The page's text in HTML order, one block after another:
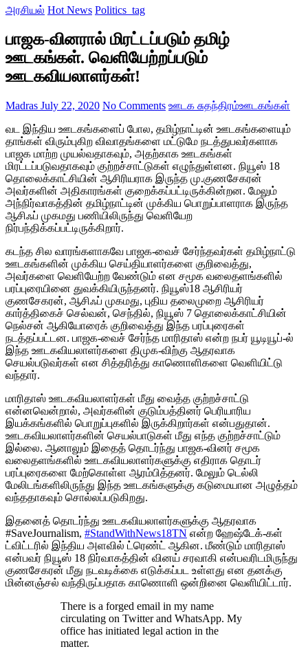
அரசியல் Hot News Politics_tag
பாஜக-வினரால் மிரட்டப்படும் தமிழ்
ஊடகங்கள். வெளியேற்றப்படும்
ஊடகவியலாளர்கள்!
Madras July 22, 2020 No Comments ஊடக சுதந்திரம்ஊடகங்கள்
வட இந்திய ஊடகங்களைப் போல, தமிழ்நாட்டின் ஊடகங்களையும்
தாங்கள் விரும்புகிற விவாதங்களை மட்டுமே நடத்துபவர்களாக
பாஜக மாற்ற முயல்வதாகவும், அதற்காக ஊடகங்கள்
மிரட்டப்படுவதாகவும் குற்றச்சாட்டுகள் எழுந்துள்ளன. நியூஸ் 18
தொலைக்காட்சியின் ஆசிரியராக இருந்த மு.குணசேகரன்
அவர்களின் அதிகாரங்கள் குறைக்கப்பட்டிருக்கின்றன. மேலும்
அந்நிர்வாகத்தின் தமிழ்நாட்டின் முக்கிய பொறுப்பாளராக இருந்த
ஆசிஃப் முகமது பணியிலிருந்து வெளியேற
நிர்பந்திக்கப்பட்டிருக்கிறார்.
கடந்த சில வாரங்களாகவே பாஜக-வைச் சேர்ந்தவர்கள் தமிழ்நாட்டு
ஊடகங்களின் முக்கிய செய்தியாளர்களை குறிவைத்து,
அவர்களை வெளியேற்ற வேண்டும் என சமூக வலைதளங்களில்
பரப்புரையினை துவக்கியிருந்தனர். நியூஸ்18 ஆசிரியர்
குணசேகரன், ஆசிஃப் முகமது, புதிய தலைமுறை ஆசிரியர்
கார்த்திகைச் செல்வன், செந்தில், நியூஸ் 7 தொலைக்காட்சியின்
நெல்சன் ஆகியோரைக் குறிவைத்து இந்த பரப்புரைகள்
நடத்தப்பட்டன. பாஜக-வைச் சேர்ந்த மாரிதாஸ் என்ற நபர் யூடியூப்-ல்
இந்த ஊடகவியலாளர்களை திமுக-விற்கு ஆதரவாக
செயல்படுவர்கள் என சித்தரித்து காணொளிகளை வெளியிட்டு
வந்தார்.
மாரிதாஸ் ஊடகவியலாளர்கள் மீது வைத்த குற்றச்சாட்டு
என்னவென்றால், அவர்களின் குடும்பத்தினர் பெரியாரிய
இயக்கங்களில் பொறுப்புகளில் இருக்கிறார்கள் என்பதுதான்.
ஊடகவியலாளர்களின் செயல்பாடுகள் மீது எந்த குற்றச்சாட்டும்
இல்லை. ஆனாலும் இதைத் தொடர்ந்து பாஜக-வினர் சமூக
வலைதளங்களில் ஊடகவியலாளர்களுக்கு எதிராக தொடர்
பரப்புரைகளை மேற்கொள்ள ஆரம்பித்தனர். மேலும் டெல்லி
மேலிடங்களிலிருந்து இந்த ஊடகங்களுக்கு கடுமையான அழுத்தம்
வந்ததாகவும் சொல்லப்படுகிறது.
இதனைத் தொடர்ந்து ஊடகவியலாளர்களுக்கு ஆதரவாக
#SaveJournalism, #StandWithNews18TN என்ற ஹேஷ்டேக்-கள்
ட்விட்டரில் இந்திய அளவில் ட்ரெண்ட் ஆகின. மீண்டும் மாரிதாஸ்
என்பவர் நியூஸ் 18 நிர்வாகத்தின் வினய் சரவாகி என்பவரிடமிருந்து
குணசேகரன் மீது நடவடிக்கை எடுக்கப்பட உள்ளது என தனக்கு
மின்னஞ்சல் வந்திருப்பதாக காணொளி ஒன்றினை வெளியிட்டார்.
There is a forged email in my name
circulating on Twitter and WhatsApp. My
office has initiated legal action in the
matter.